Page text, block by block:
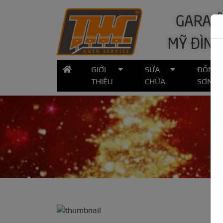
GARA
MỸ
GIỚI
THIỆU
SỬA
CHỮA
ĐỒNG
SƠN